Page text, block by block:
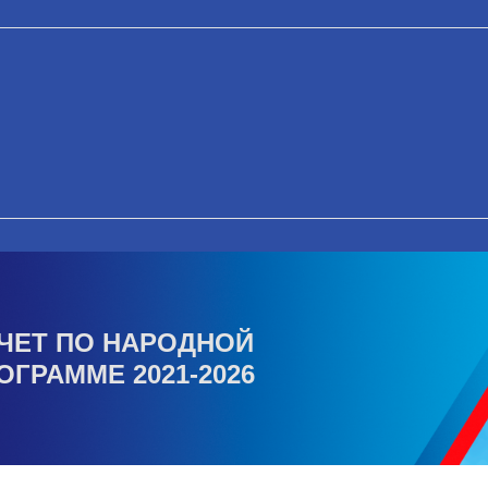
ПО НАРОДНОЙ
2021-2026